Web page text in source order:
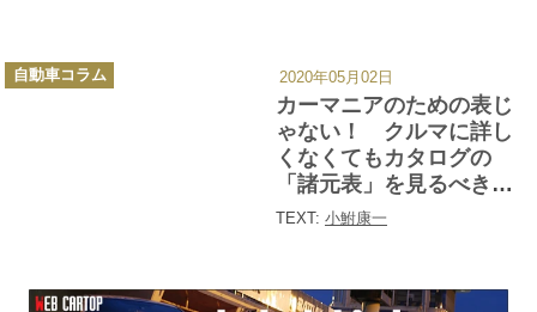
カーマニアのための表じ
ゃない！ クルマに詳し
くなくてもカタログの
「諸元表」を見るべき理
由とは
TEXT: 小鮒康一
カ
テ
自動車コラム 2020年05月02日